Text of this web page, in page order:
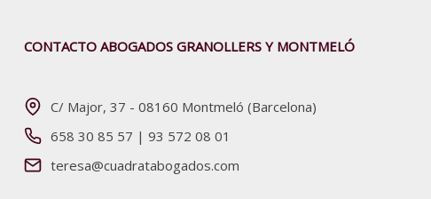
CONTACTO ABOGADOS GRANOLLERS Y MONTMELÓ
C/ Major, 37 - 08160 Montmeló (Barcelona)
658 30 85 57 |93 572 08 01
teresa@cuadratabogados.com